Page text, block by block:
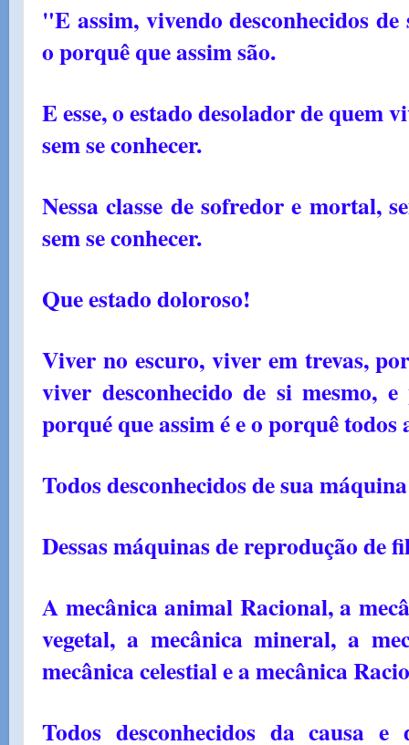
"E assim, vivendo desconhecidos
o porquê que assim são.
E esse, o estado desolador de quem
sem se conhecer.
Nessa classe de sofredor e mortal,
sem se conhecer.
Que estado doloroso!
Viver no escuro, viver em trevas,
viver desconhecido de si mesmo,
porqué que assim é e o porquê todos
Todos desconhecidos de sua
Dessas máquinas de reprodução de
A mecânica animal Racional, a
vegetal, a mecânica mineral, a
mecânica celestial e a mecânica
Todos desconhecidos da causa